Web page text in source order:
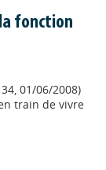
fonction
01/06/2008)
train de vivre